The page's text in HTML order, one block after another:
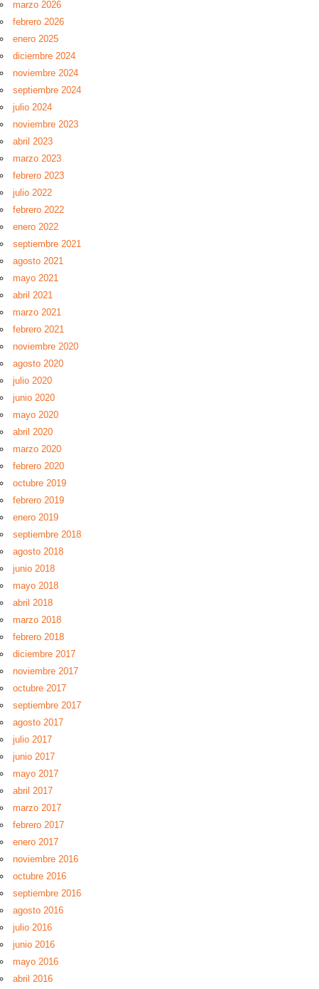
marzo 2026
febrero 2026
enero 2025
diciembre 2024
noviembre 2024
septiembre 2024
julio 2024
noviembre 2023
abril 2023
marzo 2023
febrero 2023
julio 2022
febrero 2022
enero 2022
septiembre 2021
agosto 2021
mayo 2021
abril 2021
marzo 2021
febrero 2021
noviembre 2020
agosto 2020
julio 2020
junio 2020
mayo 2020
abril 2020
marzo 2020
febrero 2020
octubre 2019
febrero 2019
enero 2019
septiembre 2018
agosto 2018
junio 2018
mayo 2018
abril 2018
marzo 2018
febrero 2018
diciembre 2017
noviembre 2017
octubre 2017
septiembre 2017
agosto 2017
julio 2017
junio 2017
mayo 2017
abril 2017
marzo 2017
febrero 2017
enero 2017
noviembre 2016
octubre 2016
septiembre 2016
agosto 2016
julio 2016
junio 2016
mayo 2016
abril 2016